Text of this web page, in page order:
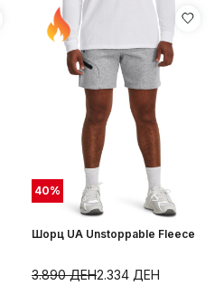
40%
Шорц UA Unstoppable Fleece
2.334 ДЕН
3.890ДЕН